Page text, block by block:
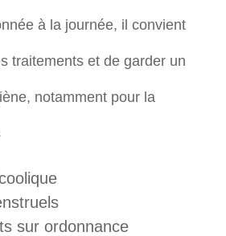
à la journée, il convient
traitements et de garder un
notamment pour la
sur ordonnance